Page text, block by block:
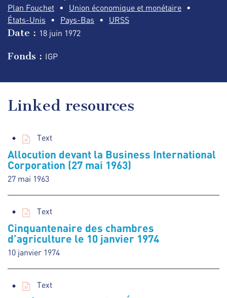
Plan Fouchet
Union économique et monétaire
États-Unis
Pays-Bas URSS
Date : 18 juin 1972
Fonds : IGP
Linked resources
Text
Allocution devant la Business International
Corporation (27 mai 1963)
27 mai 1963
Text
Cinquantenaire des chambres
d’agriculture le 10 janvier 1974
10 janvier 1974
Text